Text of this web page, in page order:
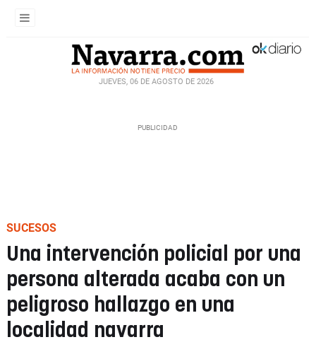
JUEVES, 06 DE AGOSTO DE 2026
SUCESOS
Una intervención policial por una
persona alterada acaba con un
peligroso hallazgo en una
localidad navarra